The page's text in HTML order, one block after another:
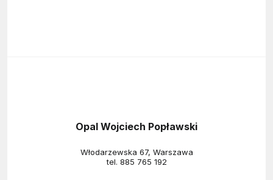
Opal Wojciech Popławski
Włodarzewska 67, Warszawa
tel. 885 765 192